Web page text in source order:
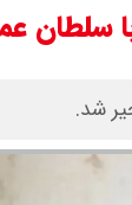
با
شد.